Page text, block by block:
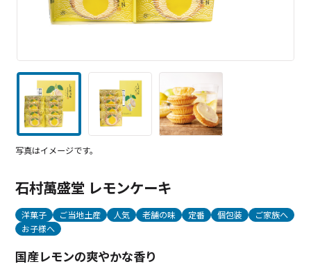
写真はイメージです。
石村萬盛堂 レモンケーキ
洋菓子 ご当地土産 人気 老舗の味 定番 個包装
ご家族へ
お子様へ
国産レモンの爽やかな香り